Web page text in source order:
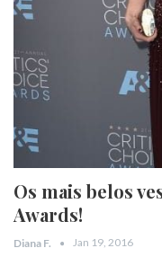
Os mais belos
Awards!
Diana F. Jan 19, 2016